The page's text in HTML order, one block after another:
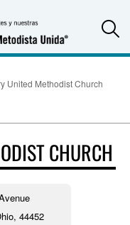
United Methodist Church
CHURCH
44452